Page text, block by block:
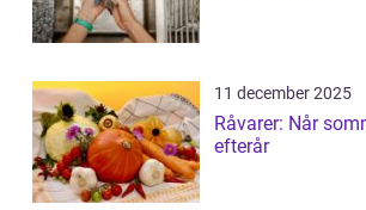
11 december 2025
Råvarer: Når
efterår